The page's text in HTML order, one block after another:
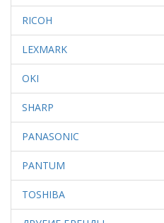
RICOH
LEXMARK
OKI
SHARP
PANASONIC
PANTUM
TOSHIBA